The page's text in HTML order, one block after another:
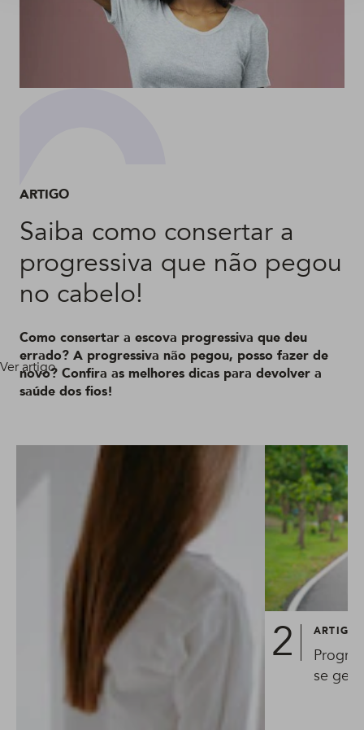
ARTIGO
Saiba como consertar a
progressiva que não pegou
no cabelo!
Como consertar a escova progressiva que deu
errado? A progressiva não pegou, posso fazer de
novo? Confira as melhores dicas para devolver a
saúde dos fios!
Ver artigo
ARTIGO
se